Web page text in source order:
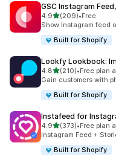
GSC Instagram
4.9เต็ม 5 ดาว
(209)
ทั้งหมด 209 รีวิว
•Free
Show Instagram feed
Built for Shopify
Lookfy Lookbook:
4.8เต็ม 5 ดาว
(210)
ทั้งหมด 210 รีวิว
•Free plan
Gain customers with
Built for Shopify
Instafeed for
4.9เต็ม 5 ดาว
(373)
ทั้งหมด 373 รีวิว
•Free plan
Instagram Feed +
Built for Shopify